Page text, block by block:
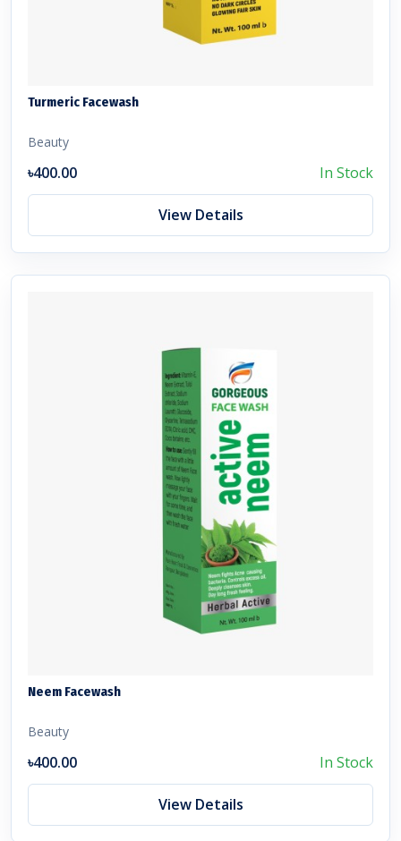
Turmeric Facewash
Beauty
৳400.00 In Stock
View Details
Neem Facewash
Beauty
৳400.00 In Stock
View Details